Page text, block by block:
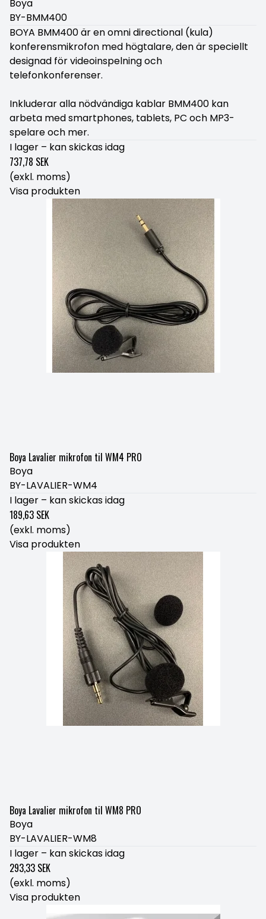
Boya
BY-BMM400
BOYA BMM400 är en omni directional (kula)
konferensmikrofon med högtalare, den är speciellt
designad för videoinspelning och
telefonkonferenser.
Inkluderar alla nödvändiga kablar BMM400 kan
arbeta med smartphones, tablets, PC och MP3-
spelare och mer.
I lager – kan skickas idag
737,78 SEK
(exkl. moms)
Visa produkten
Boya Lavalier mikrofon til WM4 PRO
Boya
BY-LAVALIER-WM4
I lager – kan skickas idag
189,63 SEK
(exkl. moms)
Visa produkten
Boya Lavalier mikrofon til WM8 PRO
Boya
BY-LAVALIER-WM8
I lager – kan skickas idag
293,33 SEK
(exkl. moms)
Visa produkten